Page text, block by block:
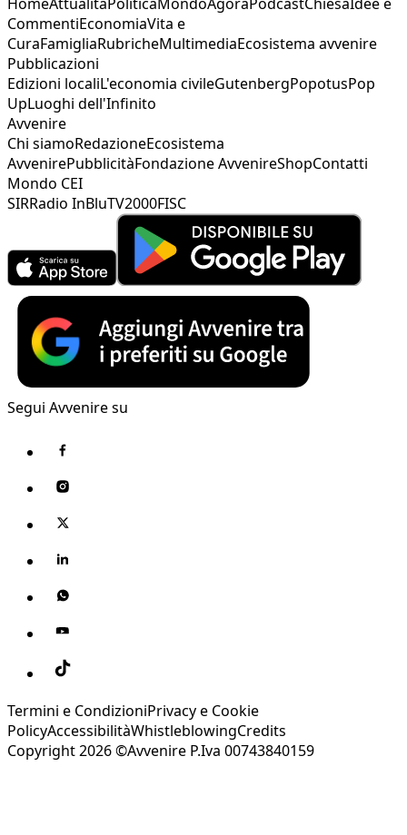
CommentiEconomiaVita e
CuraFamigliaRubricheMultimediaEcosistema avvenire
Pubblicazioni
Edizioni localiL'economia civileGutenbergPopotusPop
UpLuoghi dell'Infinito
Avvenire
Chi siamoRedazioneEcosistema
AvvenirePubblicitàFondazione AvvenireShopContatti
Mondo CEI
SIRRadio InBluTV2000FISC
Segui Avvenire su
Termini e CondizioniPrivacy e Cookie
PolicyAccessibilitàWhistleblowingCredits
Copyright 2026 ©Avvenire P.Iva 00743840159